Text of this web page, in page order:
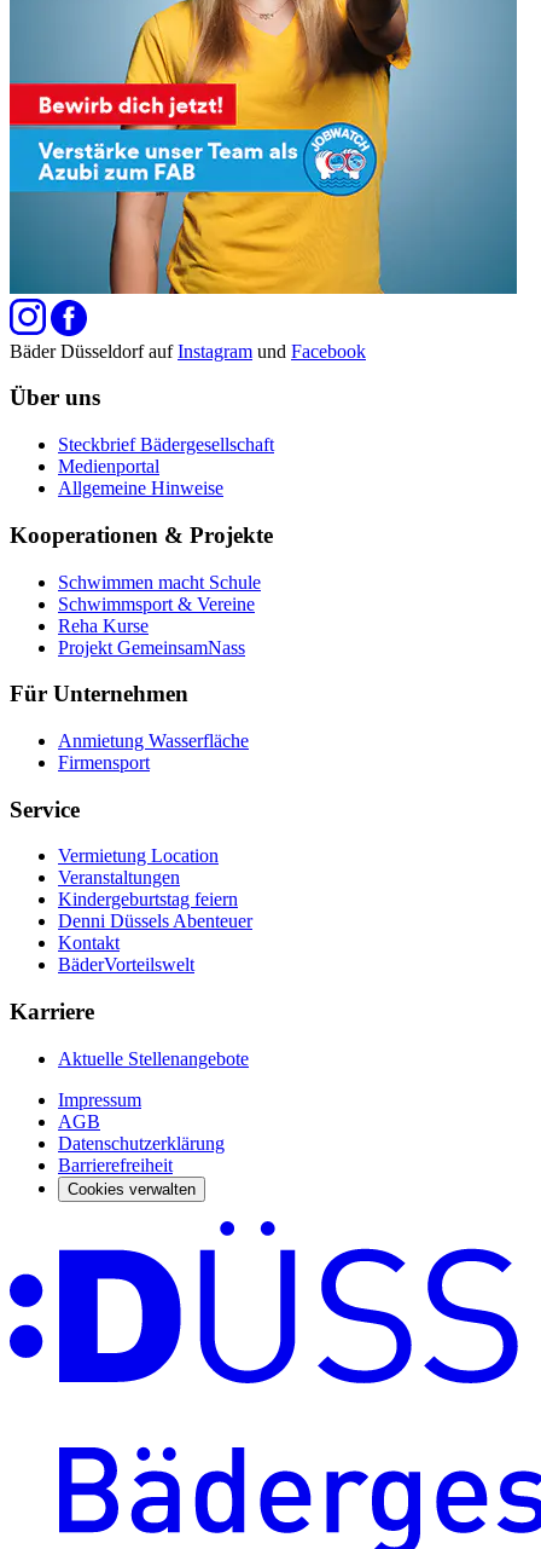
Bäder Düsseldorf aufInstagram und Facebook
Über uns
Steckbrief Bädergesellschaft
Medienportal
Allgemeine Hinweise
Kooperationen & Projekte
Schwimmen macht Schule
Schwimmsport & Vereine
Reha Kurse
Projekt GemeinsamNass
Für Unternehmen
Anmietung Wasserfläche
Firmensport
Service
Vermietung Location
Veranstaltungen
Kindergeburtstag feiern
Denni Düssels Abenteuer
Kontakt
BäderVorteilswelt
Karriere
Aktuelle Stellenangebote
Impressum
AGB
Datenschutzerklärung
Barrierefreiheit
Cookies verwalten